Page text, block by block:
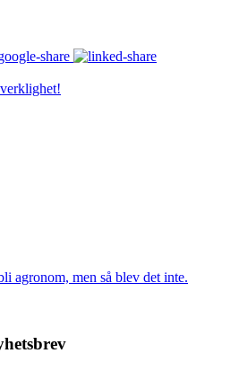
agronom, men så blev det inte.